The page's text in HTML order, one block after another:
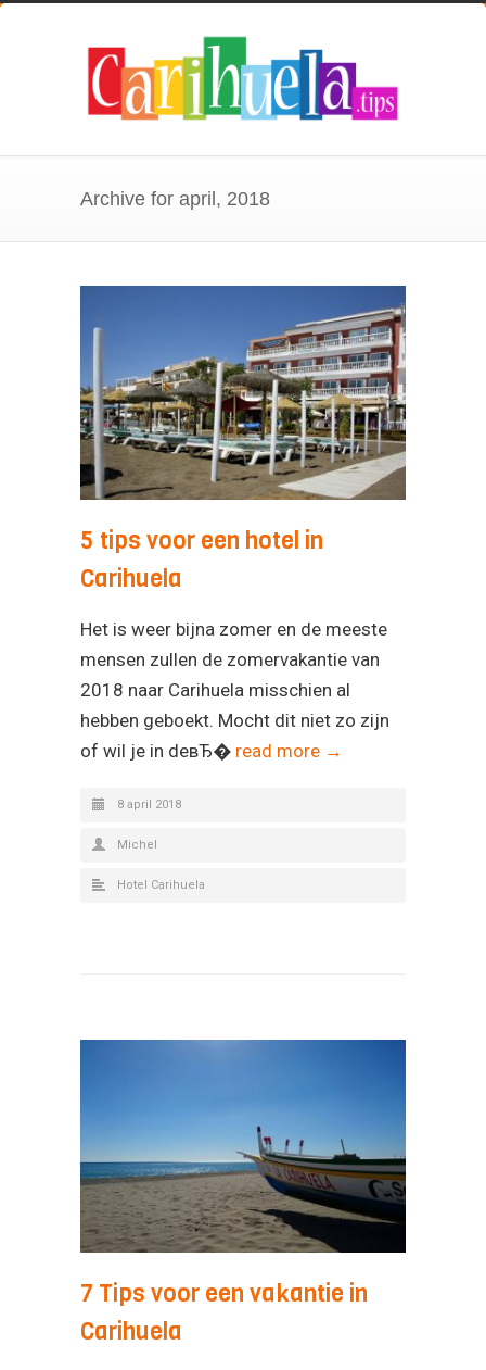
Archive for april, 2018
5 tips voor een hotel in
Carihuela
Het is weer bijna zomer en de meeste
mensen zullen de zomervakantie van
2018 naar Carihuela misschien al
hebben geboekt. Mocht dit niet zo zijn
of wil je in deвЂ� read more →
8 april 2018
Michel
Hotel Carihuela
7 Tips voor een vakantie in
Carihuela